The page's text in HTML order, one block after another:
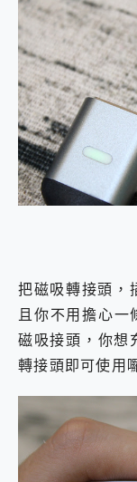
把磁吸轉接頭，
且你不用擔心一
磁吸接頭，你想
轉接頭即可使用